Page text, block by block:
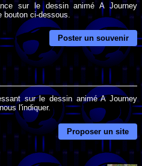
sur le dessin animé A Journey
ci-dessous.
Poster un souvenir
sur le dessin animé A Journey
l'indiquer.
Proposer un site